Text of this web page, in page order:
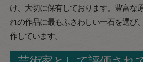
け、大切に保有しております。豊富な
れの作品に最もふさわしい一石を選び
作しています。